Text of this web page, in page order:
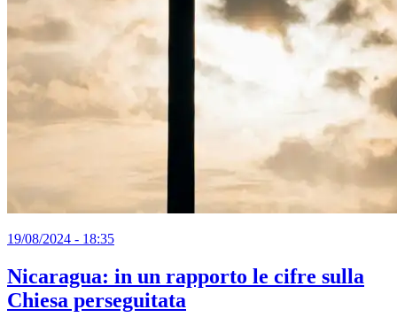
19/08/2024 - 18:35
Nicaragua: in un rapporto le cifre sulla
Chiesa perseguitata